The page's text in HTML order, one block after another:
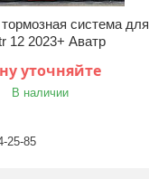
система для
12 2023+ Аватр
уточняйте
В наличии
25-85